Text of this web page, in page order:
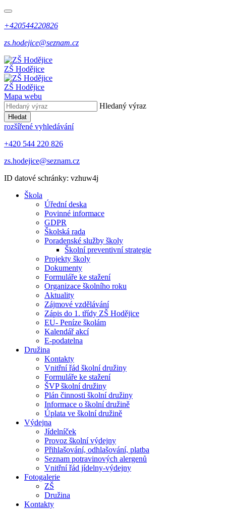
+420544220826
zs.hodejice@seznam.cz
ZŠ Hodějice
ZŠ Hodějice
Mapa webu
Hledaný výraz
Hledat
rozšířené vyhledávání
+420 544 220 826
zs.hodejice@seznam.cz
ID datové schránky: vzhuw4j
Škola
Úřední deska
Povinné informace
GDPR
Školská rada
Poradenské služby školy
Školní preventivní strategie
Projekty školy
Dokumenty
Formuláře ke stažení
Organizace školního roku
Aktuality
Zájmové vzdělávání
Zápis do 1. třídy ZŠ Hodějice
EU- Peníze školám
Kalendář akcí
E-podatelna
Družina
Kontakty
Vnitřní řád školní družiny
Formuláře ke stažení
ŠVP školní družiny
Plán činnosti školní družiny
Informace o školní družině
Úplata ve školní družině
Výdejna
Jídelníček
Provoz školní výdejny
Přihlašování, odhlašování, platba
Seznam potravinových alergenů
Vnitřní řád jídelny-výdejny
Fotogalerie
ZŠ
Družina
Kontakty